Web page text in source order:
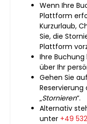
Wenn Ihre
Plattform
Kurzurlaub,
Sie, die
Plattform
Ihre
über Ihr
Gehen Sie
Reservierung
„Stornieren“.
Alternativ
unter +49